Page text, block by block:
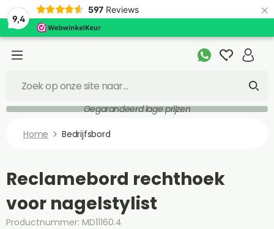
9,4
597 Reviews ×
Gegarandeerd lage prijzen
Home Bedrijfsbord
Reclamebord rechthoek
voor nagelstylist
Productnummer: MD11160.4